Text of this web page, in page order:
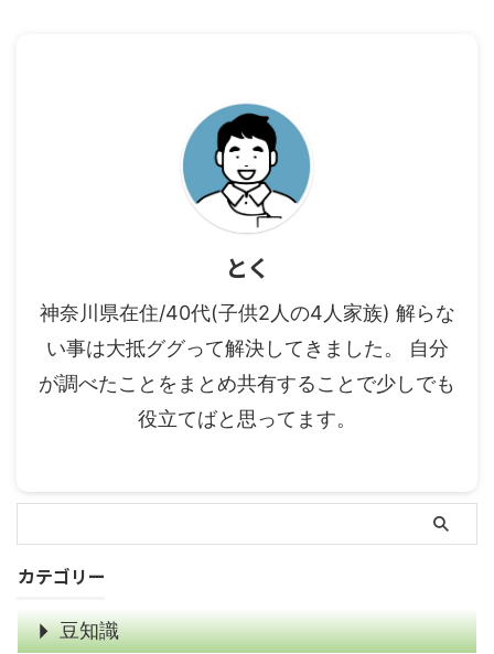
とく
神奈川県在住/40代(子供2人の4人家族) 解らな
い事は大抵ググって解決してきました。 自分
が調べたことをまとめ共有することで少しでも
役立てばと思ってます。
カテゴリー
豆知識